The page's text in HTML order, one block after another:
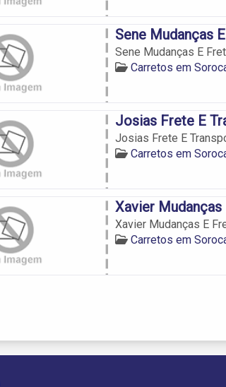
Sene Mudanças
Sene Mudanças E
Carretos em
Josias Frete E
Josias Frete E
Carretos em
Xavier
Xavier Mudanças E
Carretos em